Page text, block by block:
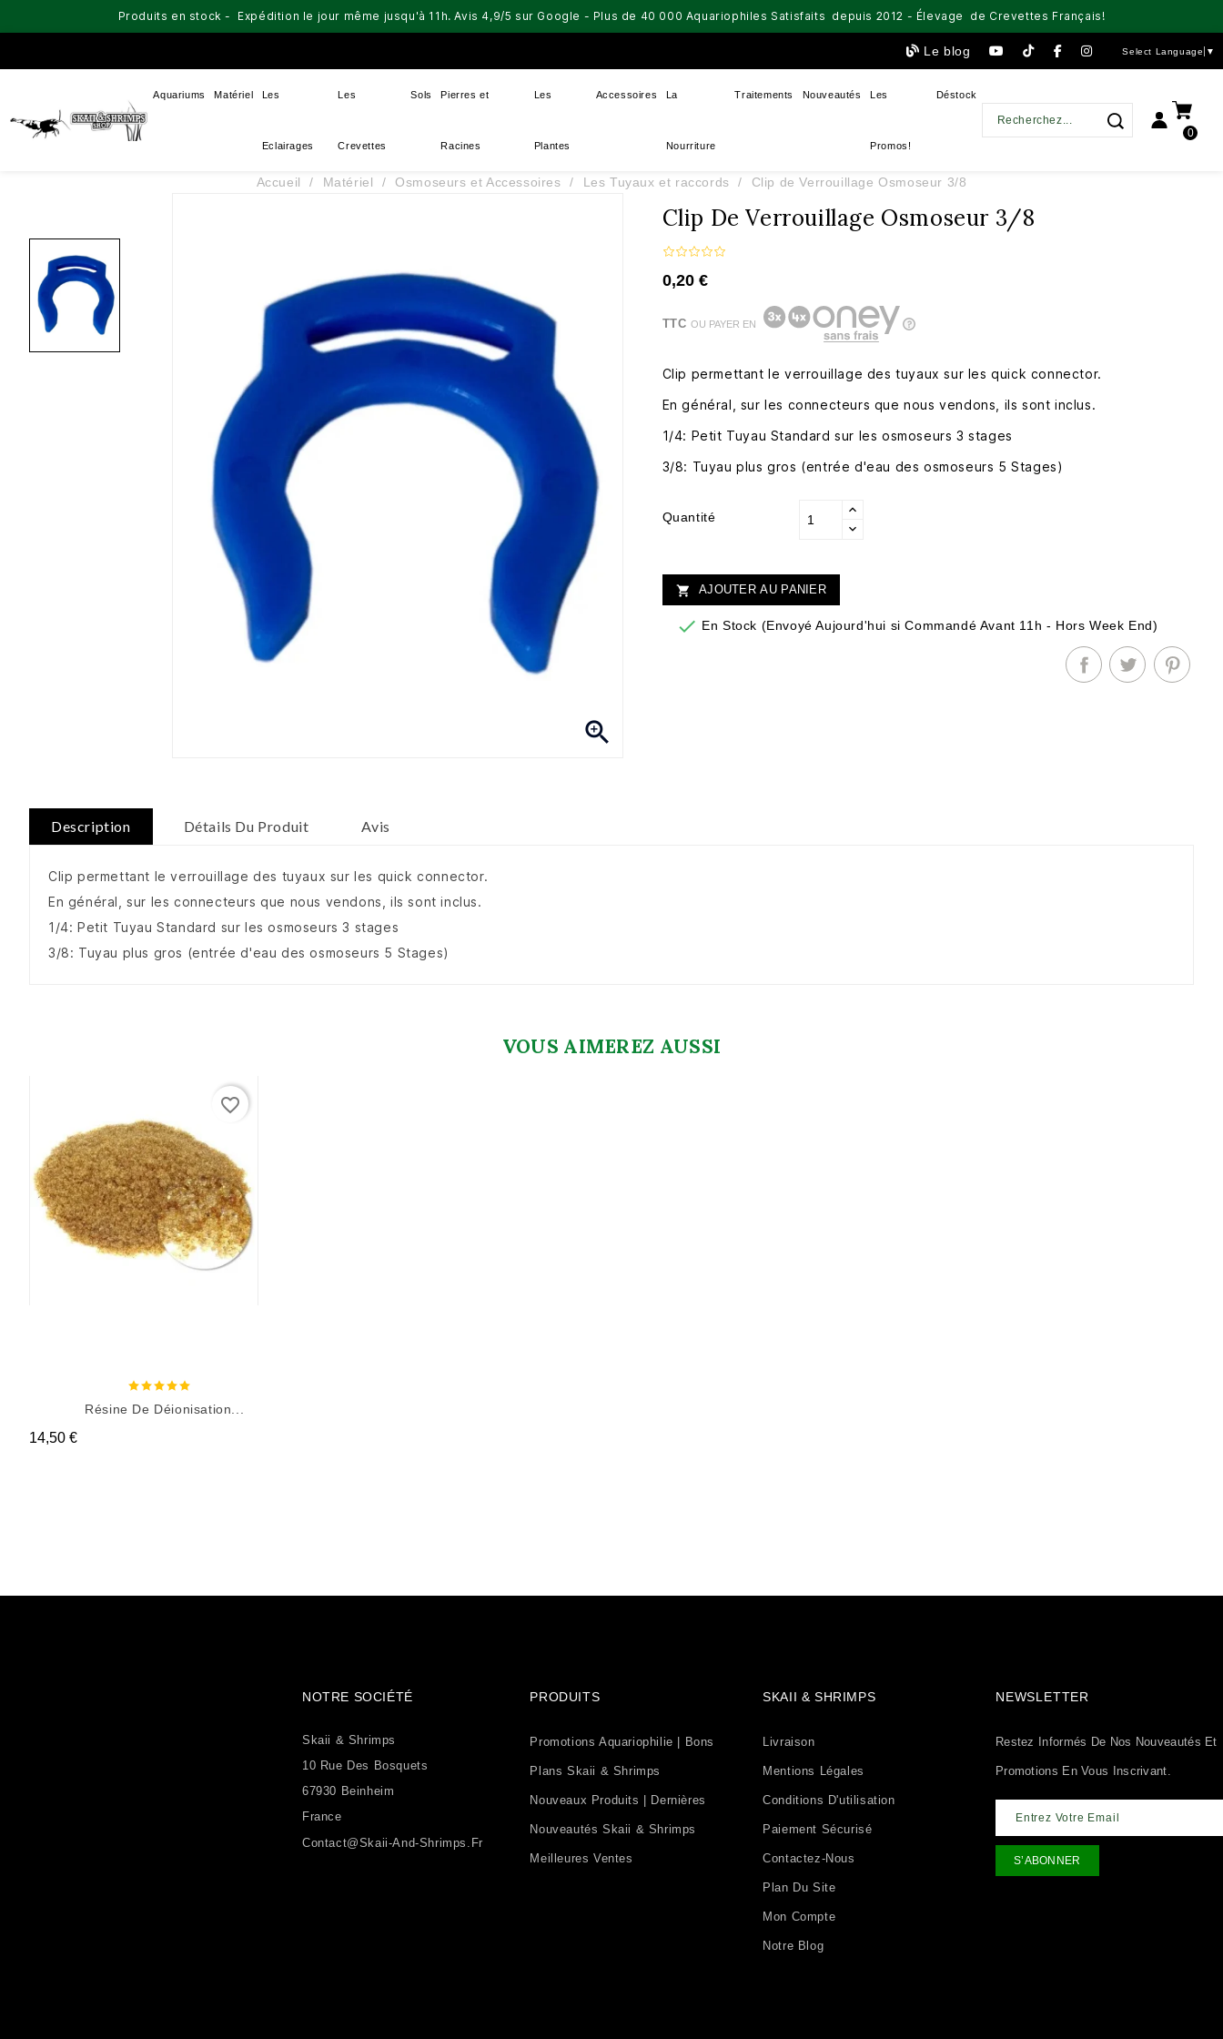
Produits en stock - Expédition le jour même jusqu'à 11h. Avis 4,9/5 sur Google - Plus de 40 000 Aquariophiles Satisfaits depuis 2012 - Élevage de Crevettes Français!
Le blog Select Language ▼
Aquariums Matériel Les
Eclairages
Les
Crevettes
Sols Pierres et
Racines
Les
Plantes
Accessoires La
Nourriture
Traitements Nouveautés Les
Promos!
Déstock
0
Accueil Matériel Osmoseurs et Accessoires Les Tuyaux et raccords Clip de Verrouillage Osmoseur 3/8

Clip De Verrouillage Osmoseur 3/8
0,20 €
TTCOU PAYER EN
Clip permettant le verrouillage des tuyaux sur les quick connector.
En général, sur les connecteurs que nous vendons, ils sont inclus.
1/4: Petit Tuyau Standard sur les osmoseurs 3 stages
3/8: Tuyau plus gros (entrée d'eau des osmoseurs 5 Stages)
Quantité
 AJOUTER AU PANIER
 En Stock (Envoyé Aujourd'hui si Commandé Avant 11h - Hors Week End)
Description Détails Du Produit Avis
Clip permettant le verrouillage des tuyaux sur les quick connector.
En général, sur les connecteurs que nous vendons, ils sont inclus.
1/4: Petit Tuyau Standard sur les osmoseurs 3 stages
3/8: Tuyau plus gros (entrée d'eau des osmoseurs 5 Stages)
VOUS AIMEREZ AUSSI
favorite_border
Résine De Déionisation...
Prix
14,50 €
NOTRE SOCIÉTÉ
Skaii & Shrimps
10 Rue Des Bosquets
67930 Beinheim
France
Contact@skaii-And-Shrimps.fr
PRODUITS
Promotions Aquariophilie | Bons
Plans Skaii & Shrimps
Nouveaux Produits | Dernières
Nouveautés Skaii & Shrimps
Meilleures Ventes
SKAII & SHRIMPS
Livraison
Mentions Légales
Conditions D'utilisation
Paiement Sécurisé
Contactez-Nous
Plan Du Site
Mon Compte
Notre Blog
NEWSLETTER
Restez Informés De Nos Nouveautés Et
Promotions En Vous Inscrivant.